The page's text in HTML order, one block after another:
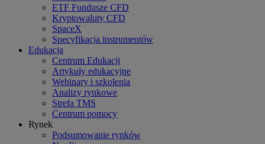
ETF Fundusze CFD
Kryptowaluty CFD
SpaceX
Specyfikacja instrumentów
Edukacja
Centrum Edukacji
Artykuły edukacyjne
Webinary i szkolenia
Analizy rynkowe
Strefa TMS
Centrum pomocy
Rynek
Podsumowanie rynków